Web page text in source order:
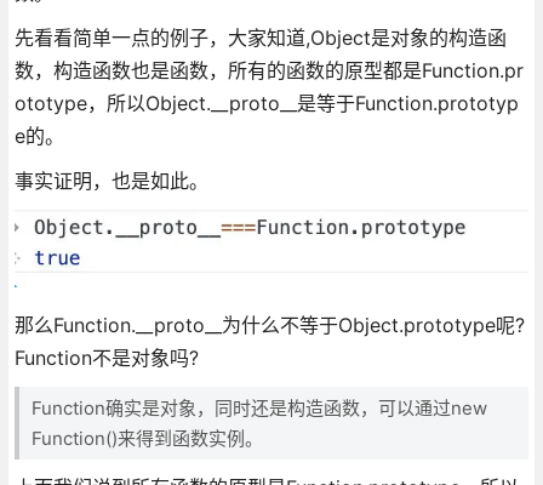
先看看简单一点的例子，大家知道,Object是对象的构造函
数，构造函数也是函数，所有的函数的原型都是Function.pr
ototype，所以Object.__proto__是等于Function.prototyp
e的。
事实证明，也是如此。
那么Function.__proto__为什么不等于Object.prototype呢?
Function不是对象吗?
Function确实是对象，同时还是构造函数，可以通过new
Function()来得到函数实例。